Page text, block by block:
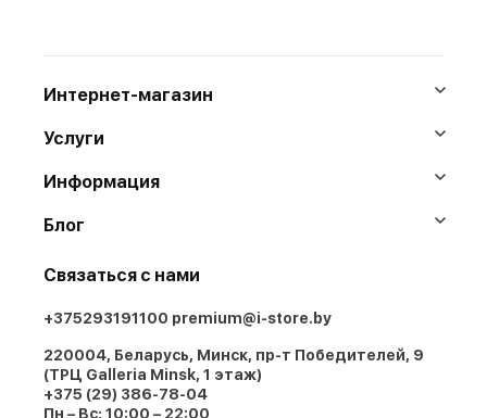
Интернет-магазин
Услуги
Информация
Блог
Связаться с нами
+375293191100 premium@i-store.by
220004, Беларусь, Минск, пр-т Победителей, 9
(ТРЦ Galleria Minsk, 1 этаж)
+375 (29) 386-78-04
Пн – Вс: 10:00 – 22:00